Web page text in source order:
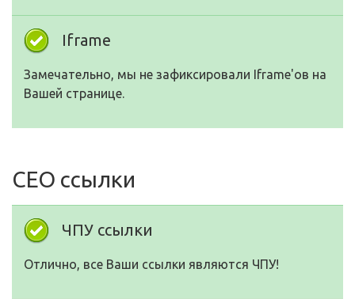
Iframe
Замечательно, мы не зафиксировали Iframe'ов на
Вашей странице.
СЕО ссылки
ЧПУ ссылки
Отлично, все Ваши ссылки являются ЧПУ!